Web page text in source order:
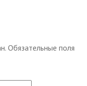
Обязательные поля